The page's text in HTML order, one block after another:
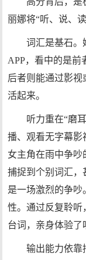
丽娜将“听、说、
词汇是基石。
APP，看中的是前
后者则能通过影
活起来。
听力重在“磨
播、观看无字幕影
女主角在雨中争吵
捕捉到个别词汇，
是一场激烈的争
性。通过反复聆听
台词，亲身体验了
输出能力依靠